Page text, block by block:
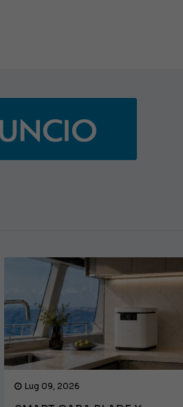
Lug 09, 2026